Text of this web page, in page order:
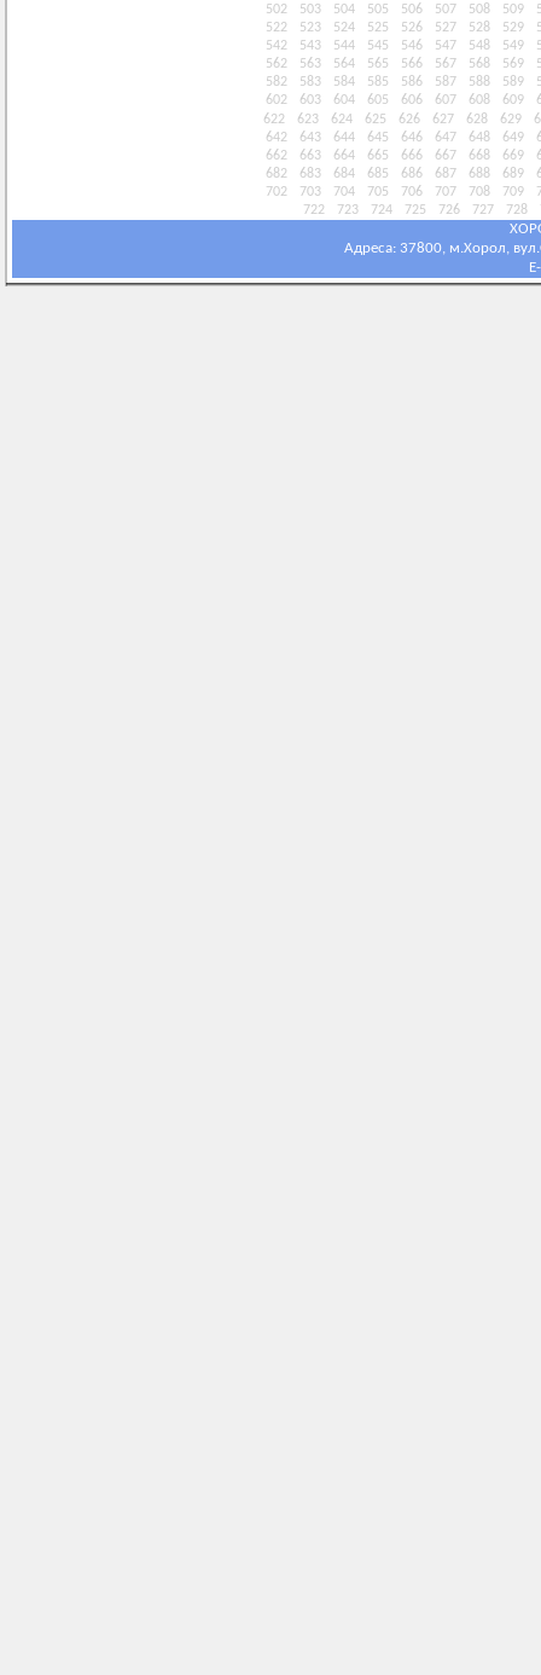
502
503 504 505 506 507 508 509
522
523 524 525 526 527 528 529
542
543 544 545 546 547 548 549
562
563 564 565 566 567 568 569
582
583 584 585 586 587 588 589
602
603 604 605 606 607 608 609
622
623 624 625 626 627 628 629
642
643 644 645 646 647 648 649
662
663 664 665 666 667 668 669
682
683 684 685 686 687 688 689
702
703 704 705 706 707 708 709
722
723 724 725 726 727 728
Адреса: 37800, м.Хорол,